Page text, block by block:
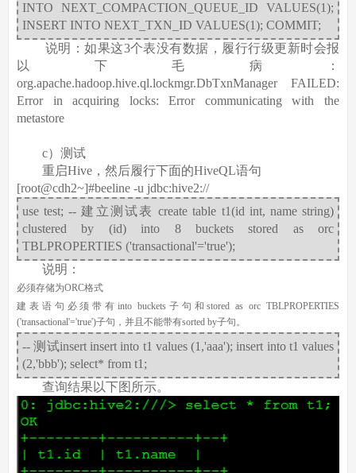
INTO NEXT_COMPACTION_QUEUE_ID VALUES(1);
INSERT INTO NEXT_TXN_ID VALUES(1); COMMIT;
说明：如果这3个表没有数据，履行行级更新时会报
以下毛病：
org.apache.hadoop.hive.ql.lockmgr.DbTxnManager FAILED:
Error in acquiring locks: Error communicating with the
metastore
c）测试
重启Hive，然后履行下面的HiveQL语句
[root@cdh2~]#beeline -u jdbc:hive2://
use test; -- 建立测试表 create table t1(id int, name string)
clustered by (id) into 8 buckets stored as orc
TBLPROPERTIES ('transactional'='true');
说明：
必须存储为ORC格式
建表语句必须带有into buckets子句和stored as orc TBLPROPERTIES
('transactional'='true')子句，并且不能带有sorted by子句。
-- 测试insert insert into t1 values (1,'aaa'); insert into t1 values
(2,'bbb'); select* from t1;
查询结果以下图所示。